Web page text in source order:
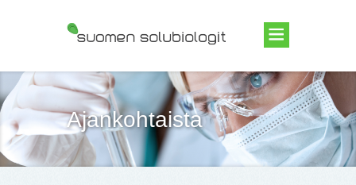
Suomen Solubiologit ry
Ajankohtaista